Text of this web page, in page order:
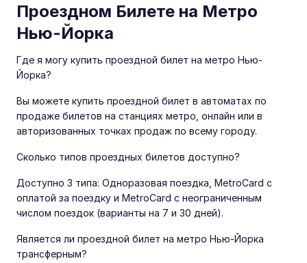
Проездном Билете на Метро
Нью-Йорка
Где я могу купить проездной билет на метро Нью-
Йорка?
Вы можете купить проездной билет в автоматах по
продаже билетов на станциях метро, онлайн или в
авторизованных точках продаж по всему городу.
Сколько типов проездных билетов доступно?
Доступно 3 типа: Одноразовая поездка, MetroCard с
оплатой за поездку и MetroCard с неограниченным
числом поездок (варианты на 7 и 30 дней).
Является ли проездной билет на метро Нью-Йорка
трансферным?